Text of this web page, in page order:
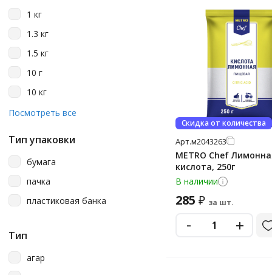
Metro Chef
Molino Grassi
Mondamin
Narmak
Nordic
Snaq Fabriq
1 кг
1.3 кг
1.5 кг
10 г
10 кг
100 г
11 г
120 г
Посмотреть все
Тип упаковки
бумага
пачка
пластиковая банка
Тип
агар
Скидка от количества
Арт.м2043263
METRO Chef
кислота, 250г
В наличии
285 ₽ за шт.
- +